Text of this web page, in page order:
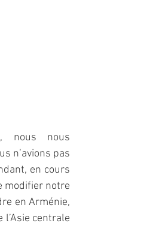
nous nous
n’avions pas
en cours
modifier notre
en Arménie,
centrale